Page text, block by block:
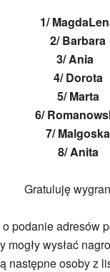
1/
2/ Barbara
3/ Ania
4/ Dorota
5/ Marta
6/
7/ Malgoska
8/ Anita
Gratuluję
podanie adresów
wysłać
następne osoby z